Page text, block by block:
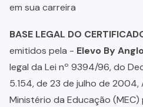
em sua carreira
BASE LEGAL DO
emitidos pela - Elevo By
legal da Lei nº 9394/96, do
5.154, de 23 de julho de 2004,
Ministério da Educação (MEC)